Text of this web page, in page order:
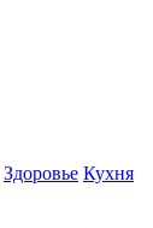
Здоровье Кухня